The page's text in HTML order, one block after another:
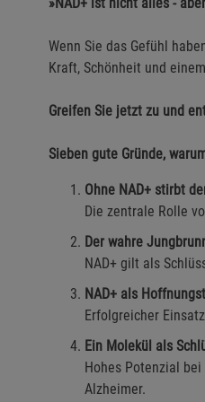
Wenn Sie das Gefühl
Kraft, Schönheit und
Greifen Sie jetzt zu und
Sieben gute Gründe,
Ohne NAD+ stirbt
Die zentrale Rolle
Der wahre
NAD+ gilt als
NAD+ als
Erfolgreicher
Ein Molekül als
Hohes Potenzial
Alzheimer.